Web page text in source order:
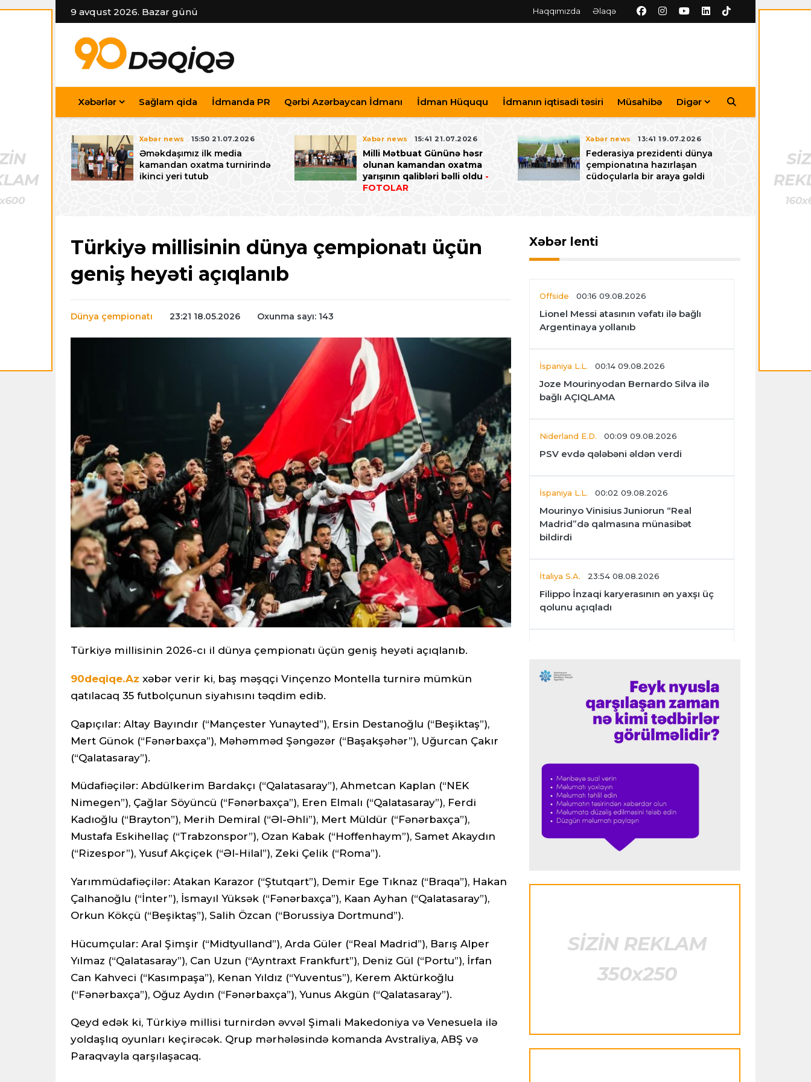
9 avqust 2026. Bazar günü Haqqımızda Əlaqə
Xəbərlər Sağlam qida İdmanda PR Qərbi Azərbaycan İdmanı İdman Hüququ İdmanın iqtisadi təsiri Müsahibə Digər
U-15
festivalı ilə
Xəbər news 15:50 21.07.2026
Əməkdaşımız ilk media
kamandan oxatma turnirində
ikinci yeri tutub
Xəbər news 15:41 21.07.2026
Milli Mətbuat Gününə həsr
olunan kamandan oxatma
yarışının qalibləri bəlli oldu -
FOTOLAR
Xəbər news 13:41 19.07.2026
Federasiya prezidenti dünya
çempionatına hazırlaşan
cüdoçularla bir araya gəldi
Türkiyə millisinin dünya çempionatı üçün
geniş heyəti açıqlanıb
Dünya çempionatı 23:21 18.05.2026 Oxunma sayı: 143
Türkiyə millisinin 2026-cı il dünya çempionatı üçün geniş heyəti açıqlanıb.
90deqiqe.Az xəbər verir ki, baş məşqçi Vinçenzo Montella turnirə mümkün
qatılacaq 35 futbolçunun siyahısını təqdim edib.
Qapıçılar: Altay Bayındır (“Mançester Yunayted”), Ersin Destanoğlu (“Beşiktaş”),
Mert Günok (“Fənərbaxça”), Məhəmməd Şəngəzər (“Başakşəhər”), Uğurcan Çakır
(“Qalatasaray”).
Müdafiəçilər: Abdülkerim Bardakçı (“Qalatasaray”), Ahmetcan Kaplan (“NEK
Nimegen”), Çağlar Söyüncü (“Fənərbaxça”), Eren Elmalı (“Qalatasaray”), Ferdi
Kadıoğlu (“Brayton”), Merih Demiral (“Əl-Əhli”), Mert Müldür (“Fənərbaxça”),
Mustafa Eskihellaç (“Trabzonspor”), Ozan Kabak (“Hoffenhaym”), Samet Akaydın
(“Rizespor”), Yusuf Akçiçek (“Əl-Hilal”), Zeki Çelik (“Roma”).
Yarımmüdafiəçilər: Atakan Karazor (“Ştutqart”), Demir Ege Tıknaz (“Braqa”), Hakan
Çalhanoğlu (“İnter”), İsmayıl Yüksək (“Fənərbaxça”), Kaan Ayhan (“Qalatasaray”),
Orkun Kökçü (“Beşiktaş”), Salih Özcan (“Borussiya Dortmund”).
Hücumçular: Aral Şimşir (“Midtyulland”), Arda Güler (“Real Madrid”), Barış Alper
Yılmaz (“Qalatasaray”), Can Uzun (“Ayntraxt Frankfurt”), Deniz Gül (“Portu”), İrfan
Can Kahveci (“Kasımpaşa”), Kenan Yıldız (“Yuventus”), Kerem Aktürkoğlu
(“Fənərbaxça”), Oğuz Aydın (“Fənərbaxça”), Yunus Akgün (“Qalatasaray”).
Qeyd edək ki, Türkiyə millisi turnirdən əvvəl Şimali Makedoniya və Venesuela ilə
yoldaşlıq oyunları keçirəcək. Qrup mərhələsində komanda Avstraliya, ABŞ və
Paraqvayla qarşılaşacaq.
Xəbər lenti
Offside 00:16 09.08.2026
Lionel Messi atasının vəfatı ilə bağlı
Argentinaya yollanıb
İspaniya L.L. 00:14 09.08.2026
Joze Mourinyodan Bernardo Silva ilə
bağlı AÇIQLAMA
Niderland E.D. 00:09 09.08.2026
PSV evdə qələbəni əldən verdi
İspaniya L.L. 00:02 09.08.2026
Mourinyo Vinisius Juniorun “Real
Madrid”də qalmasına münasibət
bildirdi
İtaliya S.A. 23:54 08.08.2026
Filippo İnzaqi karyerasının ən yaxşı üç
qolunu açıqladı
araşdırmaya başlaya bilər
23:39 08.08.2026
Donald Trampın oğlu Enes Kanterin
Formula-1 23:23 08.08.2026
“Ferrari”nin məni necə təhlil etdiyini
görəndə şoka düşdüm”
Şumaxerlə müqayisə etdi
“Real Madrid” “Ferentsvaroş”a qalib